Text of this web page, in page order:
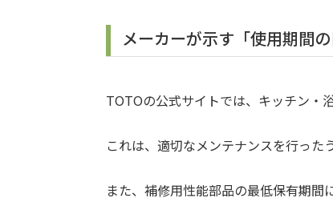
メーカーが示す「使用期間
TOTOの公式サイトでは、キッチン・
これは、適切なメンテナンスを行った
また、補修用性能部品の最低保有期間